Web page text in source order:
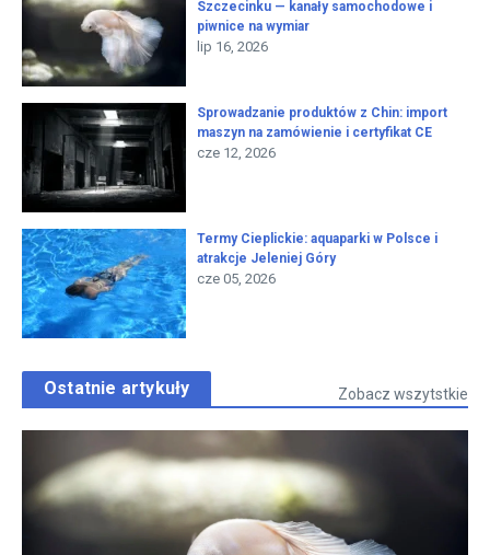
Szczecinku — kanały samochodowe i
piwnice na wymiar
lip 16, 2026
Sprowadzanie produktów z Chin: import
maszyn na zamówienie i certyfikat CE
cze 12, 2026
Termy Cieplickie: aquaparki w Polsce i
atrakcje Jeleniej Góry
cze 05, 2026
Ostatnie artykuły Zobacz wszytstkie